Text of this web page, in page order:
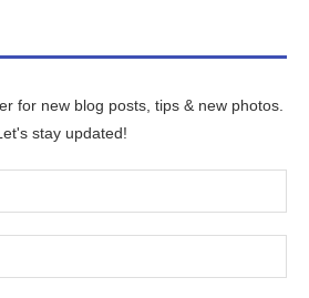
for new blog posts, tips & new photos.
stay updated!